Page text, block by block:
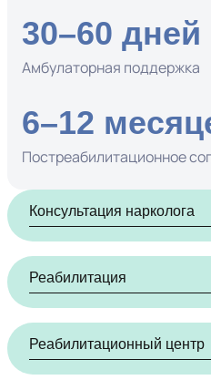
30–60 дней
Амбулаторная поддержка
6–12
Постреабилитационное
Консультация нарколога
Реабилитация
Реабилитационный центр